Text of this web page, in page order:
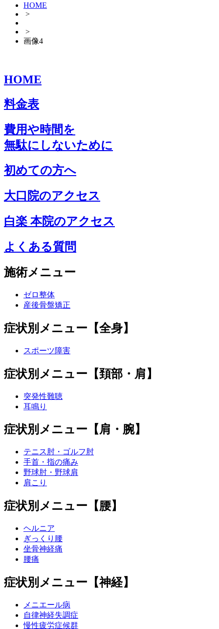
HOME
>
>
画像4
HOME
料金表
費用や時間を
無駄にしないために
初めての方へ
大口院のアクセス
白楽 本院のアクセス
よくある質問
施術メニュー
ゼロ整体
産後骨盤矯正
症状別メニュー【全身】
スポーツ障害
症状別メニュー【頚部・肩】
突発性難聴
耳鳴り
症状別メニュー【肩・腕】
テニス肘・ゴルフ肘
手首・指の痛み
野球肘・野球肩
肩こり
症状別メニュー【腰】
ヘルニア
ぎっくり腰
坐骨神経痛
腰痛
症状別メニュー【神経】
メニエール病
自律神経失調症
慢性疲労症候群